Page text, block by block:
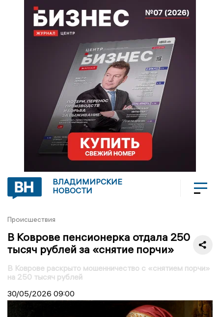
ВЛАДИМИРСКИЕ
НОВОСТИ
Происшествия
В Коврове пенсионерка отдала 250
тысяч рублей за «снятие порчи»
В Коврове раскрыто мошенничество с «снятием порчи»
на 250 тысяч рублей
30/05/2026 09:00